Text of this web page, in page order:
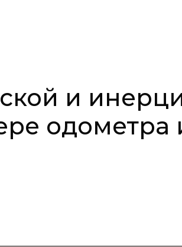
и
одометра